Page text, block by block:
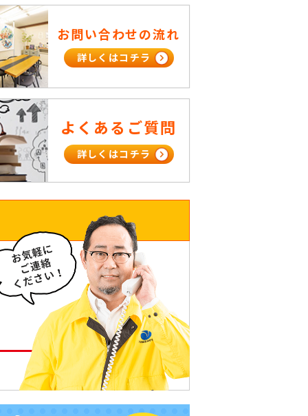
お問い合わせの流れ
詳しくはコチラ
よくあるご質問
詳しくはコチラ